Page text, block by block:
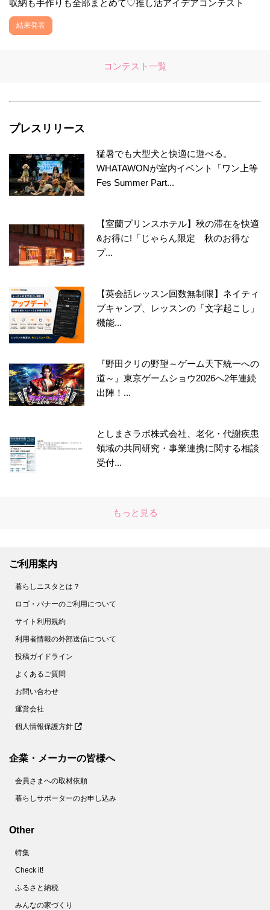
収納も手作りも全部まとめて♡推し活アイデアコンテスト
結果発表
コンテスト一覧
プレスリリース
猛暑でも大型犬と快適に遊べる。
WHATAWONが室内イベント「ワン上等
Fes Summer Part...
【室蘭プリンスホテル】秋の滞在を快適
&お得に!「じゃらん限定 秋のお得な
プ...
【英会話レッスン回数無制限】ネイティ
ブキャンプ、レッスンの「文字起こし」
機能...
『野田クリの野望～ゲーム天下統一への
道～』東京ゲームショウ2026へ2年連続
出陣！...
としまさラボ株式会社、老化・代謝疾患
領域の共同研究・事業連携に関する相談
受付...
もっと見る
ご利用案内
暮らしニスタとは？
ロゴ・バナーのご利用について
サイト利用規約
利用者情報の外部送信について
投稿ガイドライン
よくあるご質問
お問い合わせ
運営会社
個人情報保護方針
企業・メーカーの皆様へ
会員さまへの取材依頼
暮らしサポーターのお申し込み
Other
特集
Check it!
ふるさと納税
みんなの家づくり